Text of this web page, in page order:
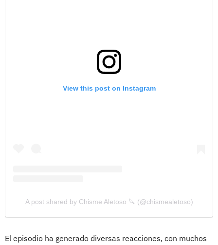
View this post on Instagram
A post shared by Chisme Aletoso 🔪 (@chismealetoso)
El episodio ha generado diversas reacciones, con muchos